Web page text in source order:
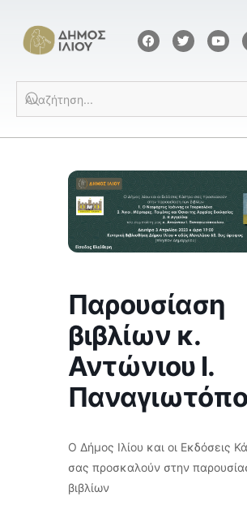
Παρουσίαση
βιβλίων κ.
Αντώνιου Ι.
Ο Δήμος Ιλίου και οι Εκδόσεις
σας προσκαλούν στην
βιβλίων